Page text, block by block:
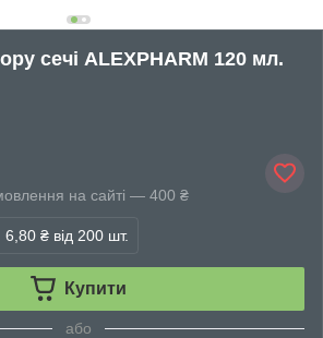
сечі ALEXPHARM 120 мл.
на сайті — 400 ₴
6,80 ₴ від 200 шт.
Купити
або